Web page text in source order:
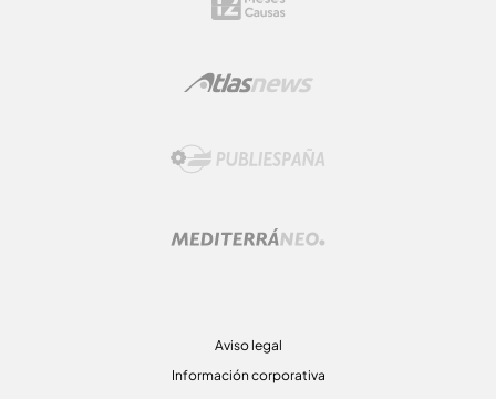
Aviso legal
Información corporativa